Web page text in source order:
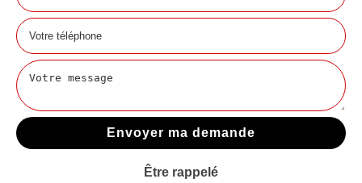
Être rappelé